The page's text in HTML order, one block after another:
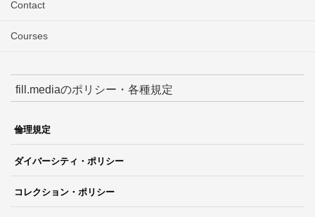
Contact
Courses
fill.mediaのポリシー・各種規定
倫理規定
ダイバーシティ・ポリシー
コレクション・ポリシー